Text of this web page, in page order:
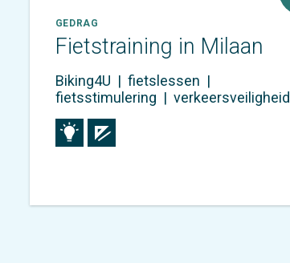
GEDRAG
Fietstraining in Milaan
Biking4U | fietslessen |
fietsstimulering | verkeersveiligheid